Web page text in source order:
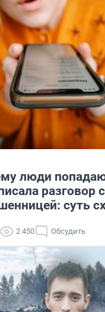
люди
разговор с
суть
2 450 Обсудить